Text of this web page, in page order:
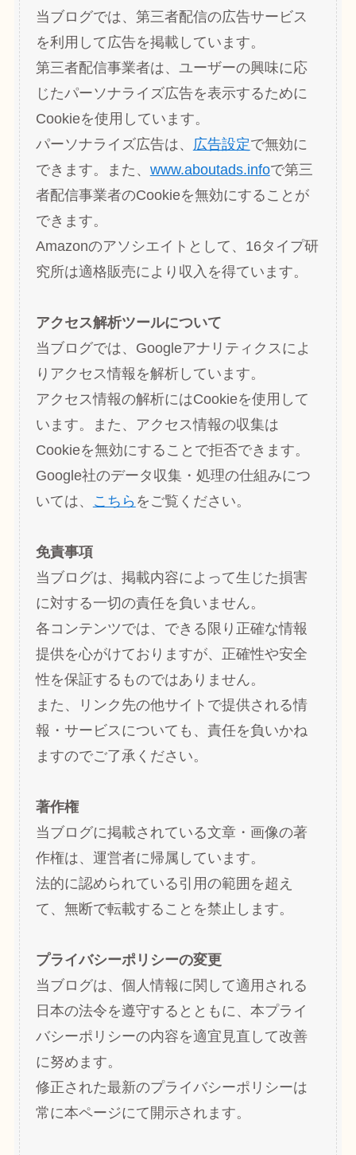
当ブログでは、第三者配信の広告サービス
を利用して広告を掲載しています。
第三者配信事業者は、ユーザーの興味に応
じたパーソナライズ広告を表示するために
Cookieを使用しています。
パーソナライズ広告は、
広告設定で無効に
できます。また、 www.aboutads.infoで第三
者配信事業者のCookieを無効にすることが
できます。
Amazonのアソシエイトとして、16タイプ研
究所は適格販売により収入を得ています。
アクセス解析ツールについて
当ブログでは、Googleアナリティクスによ
りアクセス情報を解析しています。
アクセス情報の解析にはCookieを使用して
います。また、アクセス情報の収集は
Cookieを無効にすることで拒否できます。
Google社のデータ収集・処理の仕組みにつ
いては、
こちら をご覧ください。
免責事項
当ブログは、掲載内容によって生じた損害
に対する一切の責任を負いません。
各コンテンツでは、できる限り正確な情報
提供を心がけておりますが、正確性や安全
性を保証するものではありません。
また、リンク先の他サイトで提供される情
報・サービスについても、責任を負いかね
ますのでご了承ください。
著作権
当ブログに掲載されている文章・画像の著
作権は、運営者に帰属しています。
法的に認められている引用の範囲を超え
て、無断で転載することを禁止します。
プライバシーポリシーの変更
当ブログは、個人情報に関して適用される
日本の法令を遵守するとともに、本プライ
バシーポリシーの内容を適宜見直して改善
に努めます。
修正された最新のプライバシーポリシーは
常に本ページにて開示されます。